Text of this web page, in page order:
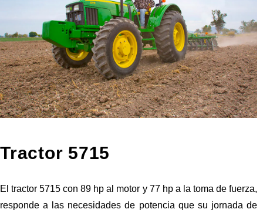
Tractor 5715
El tractor 5715 con 89 hp al motor y 77 hp a la toma de fuerza,
responde a las necesidades de potencia que su jornada de